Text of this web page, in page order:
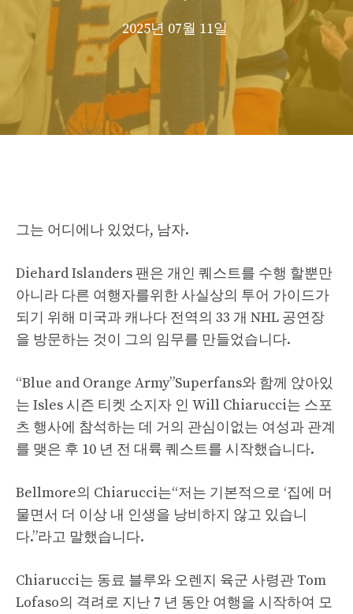
2025년 07월 11일
그는 어디에나 있었다, 남자.
Diehard Islanders 팬은 개인 퀘스트를 수행 할뿐만
아니라 다른 여행자를위한 사실상의 투어 가이드가
되기 위해 미국과 캐나다 전역의 33 개 NHL 공연장
을 방문하는 것이 그의 임무를 만들었습니다.
“Blue and Orange Army”Superfans와 함께 앉아있
는 Isles 시즌 티켓 소지자 인 Will Chiarucci는 스포
츠 행사에 참석하는 데 거의 관심이없는 여성과 관계
를 맺은 후 10 년 전 대륙 퀘스트를 시작했습니다.
Bellmore의 Chiarucci는“저는 기본적으로 ‘집에 머
물면서 더 이상 내 인생을 낭비하지 않고 있습니
다.”라고 말했습니다.
Chiarucci는 동료 블루와 오렌지 육군 사령관 Tom
Lofaso의 격려로 지난 7 년 동안 여행을 시작하여 모